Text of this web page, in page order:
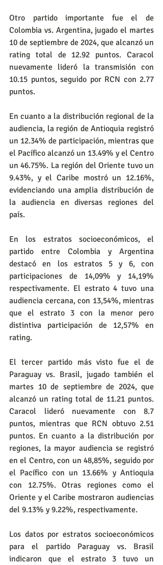
Otro partido importante fue el de
Colombia vs. Argentina, jugado el martes
10 de septiembre de 2024, que alcanzó un
rating total de 12.92 puntos. Caracol
nuevamente lideró la transmisión con
10.15 puntos, seguido por RCN con 2.77
puntos.
En cuanto a la distribución regional de la
audiencia, la región de Antioquia registró
un 12.34% de participación, mientras que
el Pacífico alcanzó un 13.49% y el Centro
un 46.75%. La región del Oriente tuvo un
9.43%, y el Caribe mostró un 12.16%,
evidenciando una amplia distribución de
la audiencia en diversas regiones del
país.
En los estratos socioeconómicos, el
partido entre Colombia y Argentina
destacó en los estratos 5 y 6, con
participaciones de 14,09% y 14,19%
respectivamente. El estrato 4 tuvo una
audiencia cercana, con 13,54%, mientras
que el estrato 3 con la menor pero
distintiva participación de 12,57% en
rating.
El tercer partido más visto fue el de
Paraguay vs. Brasil, jugado también el
martes 10 de septiembre de 2024, que
alcanzó un rating total de 11.21 puntos.
Caracol lideró nuevamente con 8.7
puntos, mientras que RCN obtuvo 2.51
puntos. En cuanto a la distribución por
regiones, la mayor audiencia se registró
en el Centro, con un 48,85%, seguido por
el Pacífico con un 13.66% y Antioquia
con 12.75%. Otras regiones como el
Oriente y el Caribe mostraron audiencias
del 9.13% y 9.22%, respectivamente.
Los datos por estratos socioeconómicos
para el partido Paraguay vs. Brasil
indicaron que el estrato 3 tuvo un